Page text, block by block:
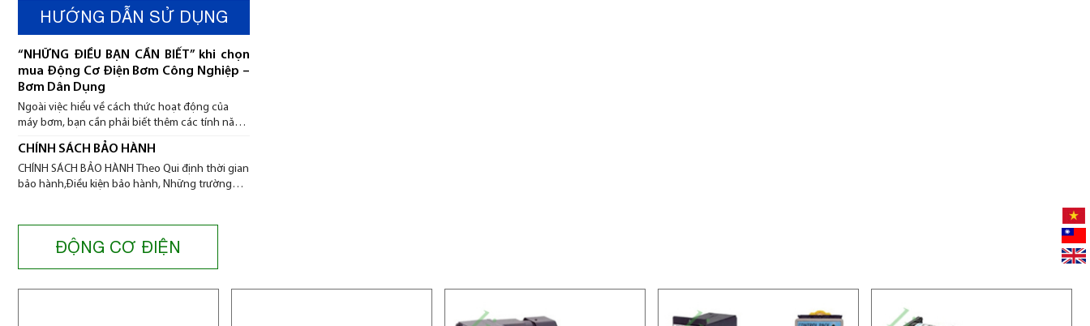
HƯỚNG DẪN SỬ DỤNG
“NHỮNG ĐIỀU BẠN CẦN BIẾT” khi chọn
mua Động Cơ Điện Bơm Công Nghiệp –
Bơm Dân Dụng
Ngoài việc hiểu về cách thức hoạt động của
máy bơm, bạn cần phải biết thêm các tính năng
kỹ thuật quan trọng để việc lựa chọn máy bơm
chính xác và hiệu quả nhất:
CHÍNH SÁCH BẢO HÀNH
CHÍNH SÁCH BẢO HÀNH Theo Qui định thời gian
bảo hành,Điều kiện bảo hành, Những trường
ĐỘNG CƠ ĐIỆN